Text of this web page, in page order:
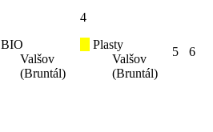
BIO
Valšov
(Bruntál)
4
Plasty
Valšov
(Bruntál)
5 6